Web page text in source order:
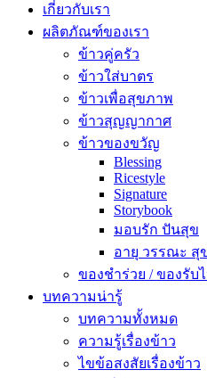
เกี่ยวกับเรา
ผลิตภัณฑ์ของเรา
ข้าวคู่ครัว
ข้าวใส่บาตร
ข้าวเพื่อสุขภาพ
ข้าวสุญญากาศ
ข้าวของขวัญ
Blessing
Ricestyle
Signature
Storybook
มอบรัก ปันสุข
อายุ วรรณะ สุ
ของชำร่วย / ของรับ
บทความน่ารู้
บทความทั้งหมด
ความรู้เรื่องข้าว
ไขข้อสงสัยเรื่องข้าว